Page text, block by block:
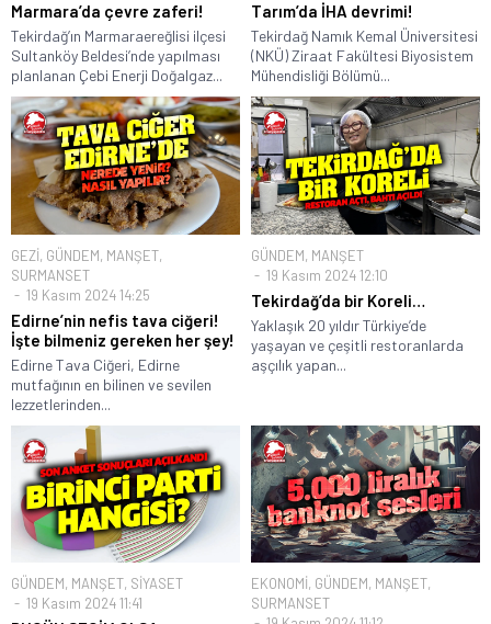
Marmara’da çevre zaferi!
Tekirdağ’ın Marmaraereğlisi ilçesi
Sultanköy Beldesi’nde yapılması
planlanan Çebi Enerji Doğalgaz...
Tarım’da İHA devrimi!
Tekirdağ Namık Kemal Üniversitesi
(NKÜ) Ziraat Fakültesi Biyosistem
Mühendisliği Bölümü...
GEZİ, GÜNDEM, MANŞET,
SURMANSET
19 Kasım 2024 14:25
Edirne’nin nefis tava ciğeri!
İşte bilmeniz gereken her şey!
Edirne Tava Ciğeri, Edirne
mutfağının en bilinen ve sevilen
lezzetlerinden...
GÜNDEM, MANŞET
19 Kasım 2024 12:10
Tekirdağ’da bir Koreli…
Yaklaşık 20 yıldır Türkiye’de
yaşayan ve çeşitli restoranlarda
aşçılık yapan...
GÜNDEM, MANŞET, SİYASET
19 Kasım 2024 11:41
EKONOMİ, GÜNDEM, MANŞET,
SURMANSET